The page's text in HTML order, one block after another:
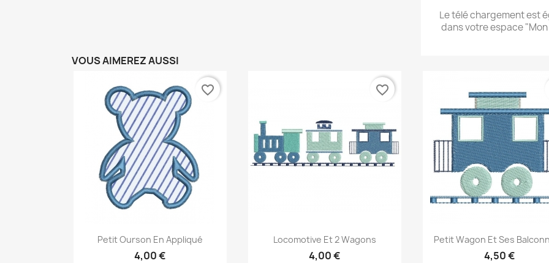
Le télé chargement est
dans votre espace
VOUS AIMEREZ AUSSI
Aperçu rapide
Petit Ourson En Appliqué
4,00 €
favorite_border
Aperçu rapide
Locomotive Et 2 Wagons
4,00 €
favorite_border
Aperçu rapide
Petit Wagon Et Ses
4,50 €